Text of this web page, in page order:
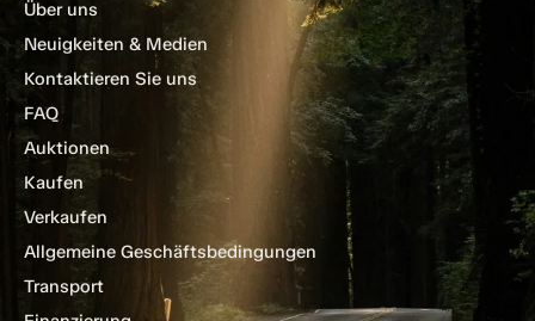
Über uns
Neuigkeiten & Medien
Kontaktieren Sie uns
FAQ
Auktionen
Kaufen
Verkaufen
Allgemeine Geschäftsbedingungen
Transport